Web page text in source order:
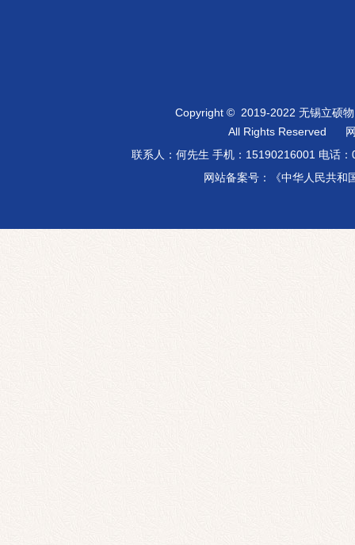
Copyright © 2019-2022 无锡立硕
All Rights Reserved
联系人：何先生 手机： 15190216001 电话
网站备案号：《中华人民共和